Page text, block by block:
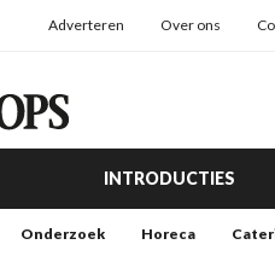
Adverteren Over ons
INTRODUCTIES
Onderzoek Horeca